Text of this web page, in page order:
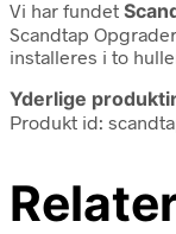
Vi har fundet
Scandtap
installeres i to
Yderlige
Produkt id: